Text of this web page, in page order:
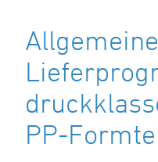
PP-